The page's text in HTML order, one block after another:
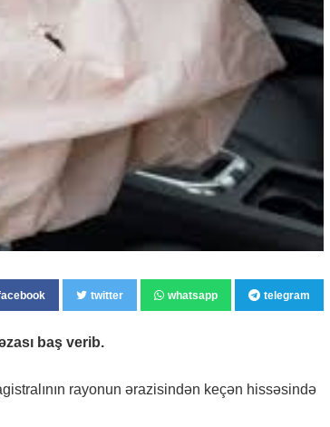
twitter whatsapp telegram
baş verib.
rayonun ərazisindən keçən hissəsində